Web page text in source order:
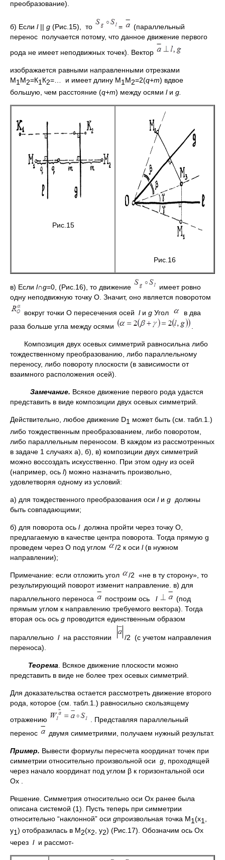
преобразование).
б) Если l|| g (Рис.15), то =
(параллельный
перенос получается потому, что данное движение первого
рода не имеет неподвижных точек). Вектор
изображается равными направленными отрезками
М1 М2=К1 К2=… и имеет длину М1 М2=2(q+m) вдвое
большую, чем расстояние (q+m) между осями l и g.
Рис.15
Рис.16
в) Если l∩g=0, (Рис.16), то движение
имеет ровно
одну неподвижную точку О. Значит, оно является поворотом
вокруг точки О пересечения осей l и g Угол
в два
раза больше угла между осями
Композиция двух осевых симметрий равносильна либо
тождественному преобразованию, либо параллельному
переносу, либо повороту плоскости (в зависимости от
взаимного расположения осей).
Замечание. Всякое движение первого рода удастся
представить в виде композиции двух осевых симметрий.
Действительно, любое движение D1 может быть (см. табл.1.)
либо тождественным преобразованием, либо поворотом,
либо параллельным переносом. В каждом из рассмотренных
в задаче 1 случаях а), б), в) композиции двух симметрий
можно воссоздать искусственно. При этом одну из осей
(например, ось l) можно назначить произвольно,
удовлетворяя одному из условий:
а) для тождественного преобразования оси l и g должны
быть совпадающими;
б) для поворота ось l должна пройти через точку О,
предлагаемую в качестве центра поворота. Тогда прямую g
проведем через О под углом
/2 к оси l(в нужном
направлении);
Примечание: если отложить угол
/2 «не в ту сторону», то
результирующий поворот изменит направление. в) для
параллельного переноса
построим ось l
(под
прямым углом к направлению требуемого вектора). Тогда
вторая ось ось g проводится единственным образом
параллельно l на расстоянии
/2 (с учетом направления
переноса).
Теорема . Всякое движение плоскости можно
представить в виде не более трех осевых симметрий.
Для доказательства остается рассмотреть движение второго
рода, которое (см. табл.1.) равносильно скользящему
отражению
. Представляя параллельный
перенос
двумя симметриями, получаем нужный результат.
Пример. Вывести формулы пересчета координат точек при
симметрии относительно произвольной оси g , проходящей
через начало координат под углом β к горизонтальной оси
Ох .
Решение. Симметрия относительно оси Ох ранее была
описана системой (1). Пусть теперь при симметрии
относительно “наклонной” оси gпроизвольная точка М1(х1
у1) отобразилась в М2(х2, у2) (Рис.17). Обозначим ось Ох
через lи рассмот-